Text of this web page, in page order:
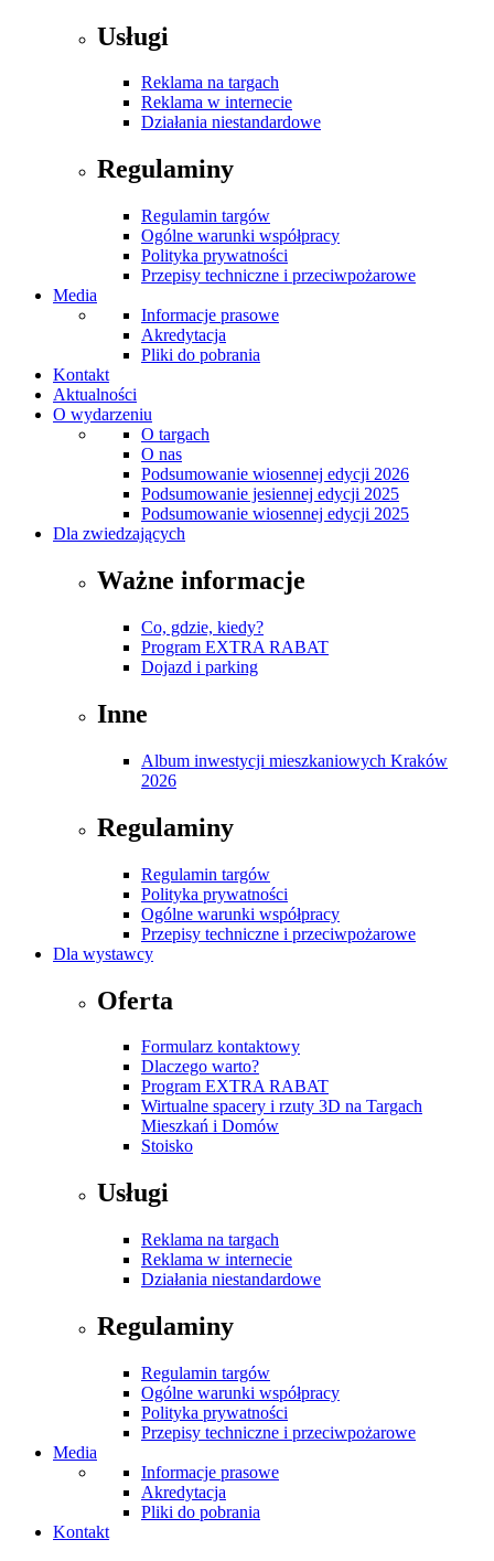
Usługi
Reklama na targach
Reklama w internecie
Działania niestandardowe
Regulaminy
Regulamin targów
Ogólne warunki współpracy
Polityka prywatności
Przepisy techniczne i przeciwpożarowe
Media
Informacje prasowe
Akredytacja
Pliki do pobrania
Kontakt
Aktualności
O wydarzeniu
O targach
O nas
Podsumowanie wiosennej edycji 2026
Podsumowanie jesiennej edycji 2025
Podsumowanie wiosennej edycji 2025
Dla zwiedzających
Ważne informacje
Co, gdzie, kiedy?
Program EXTRA RABAT
Dojazd i parking
Inne
Album inwestycji mieszkaniowych Kraków
2026
Regulaminy
Regulamin targów
Polityka prywatności
Ogólne warunki współpracy
Przepisy techniczne i przeciwpożarowe
Dla wystawcy
Oferta
Formularz kontaktowy
Dlaczego warto?
Program EXTRA RABAT
Wirtualne spacery i rzuty 3D na Targach
Mieszkań i Domów
Stoisko
Usługi
Reklama na targach
Reklama w internecie
Działania niestandardowe
Regulaminy
Regulamin targów
Ogólne warunki współpracy
Polityka prywatności
Przepisy techniczne i przeciwpożarowe
Media
Informacje prasowe
Akredytacja
Pliki do pobrania
Kontakt